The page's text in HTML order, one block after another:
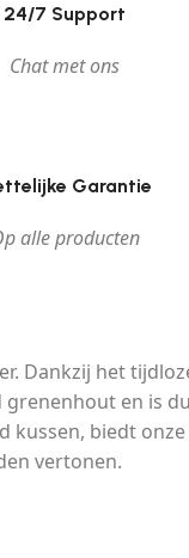
24/7 Support
Chat met ons
Garantie
alle producten
Dankzij het
en is
biedt
vertonen.